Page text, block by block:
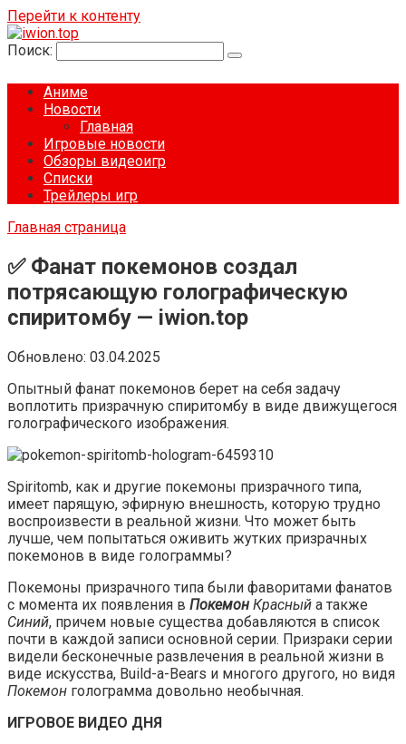
Перейти к контенту
Поиск:
Аниме
Новости
Главная
Игровые новости
Обзоры видеоигр
Списки
Трейлеры игр
Главная страница
✅ Фанат покемонов создал
потрясающую голографическую
спиритомбу — iwion.top
Обновлено: 03.04.2025
Опытный фанат покемонов берет на себя задачу
воплотить призрачную спиритомбу в виде движущегося
голографического изображения.
Spiritomb, как и другие покемоны призрачного типа,
имеет парящую, эфирную внешность, которую трудно
воспроизвести в реальной жизни. Что может быть
лучше, чем попытаться оживить жутких призрачных
покемонов в виде голограммы?
Покемоны призрачного типа были фаворитами фанатов
с момента их появления в Покемон Красный а также
Синий, причем новые существа добавляются в список
почти в каждой записи основной серии. Призраки серии
видели бесконечные развлечения в реальной жизни в
виде искусства, Build-a-Bears и многого другого, но видя
Покемон голограмма довольно необычная.
ИГРОВОЕ ВИДЕО ДНЯ